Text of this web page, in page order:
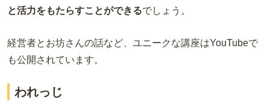
と活力をもたらすことができるでしょう。
経営者とお坊さんの話など、ユニークな講座はYouTubeで
も公開されています。
われっじ